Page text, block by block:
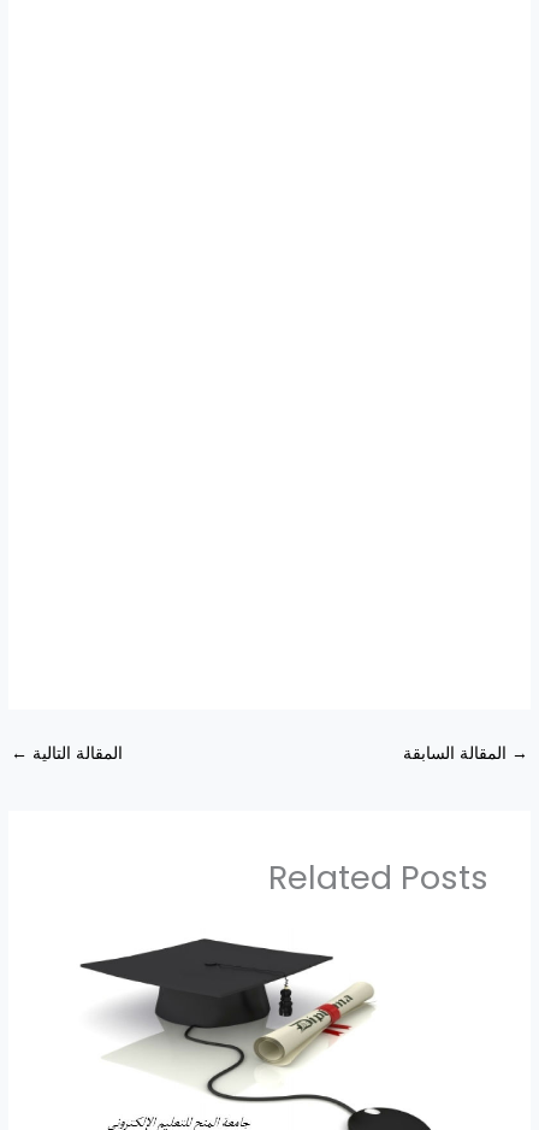
→ المقالة السابقة المقالة التالية ←
Related Posts